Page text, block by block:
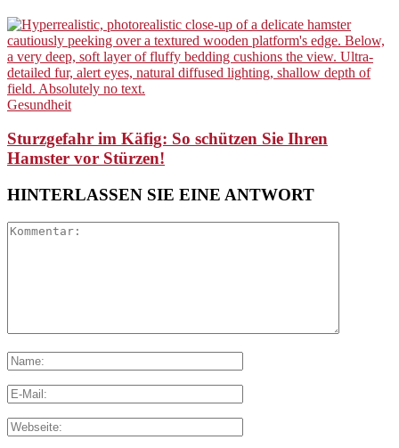
Gesundheit
Sturzgefahr im Käfig: So schützen Sie Ihren
Hamster vor Stürzen!
HINTERLASSEN SIE EINE ANTWORT